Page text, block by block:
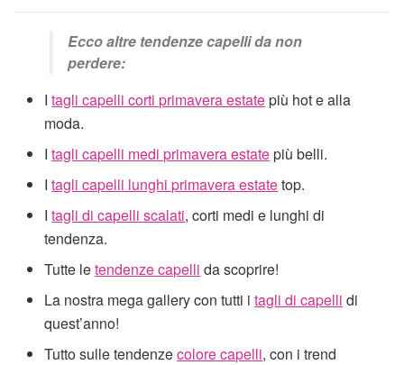
Ecco altre tendenze capelli da non
perdere:
Itagli capelli corti primavera estatepiù hot e alla
moda.
Itagli capelli medi primavera estatepiù belli.
Itagli capelli lunghi primavera estatetop.
Itagli di capelli scalati, corti medi e lunghi di
tendenza.
Tutte letendenze capelli da scoprire!
La nostra mega gallery con tutti itagli di capelli di
quest’anno!
Tutto sulle tendenzecolore capelli, con i trend